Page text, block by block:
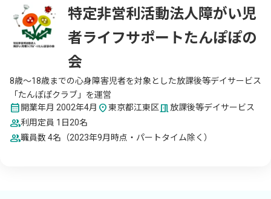
特定非営利活動法人障がい児
者ライフサポートたんぽぽの
会
8歳～18歳までの心身障害児者を対象とした放課後等デイサービス
「たんぽぽクラブ」を運営
calendar_month 開業年月 2002年4月 location_on東京都江東区meeting_room放課後等デイサービス
group利用定員 1日20名
group職員数 4名（2023年9月時点・パートタイム除く）